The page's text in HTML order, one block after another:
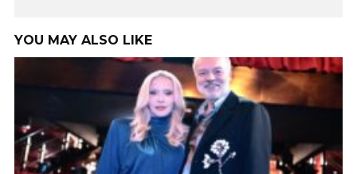
YOU MAY ALSO LIKE